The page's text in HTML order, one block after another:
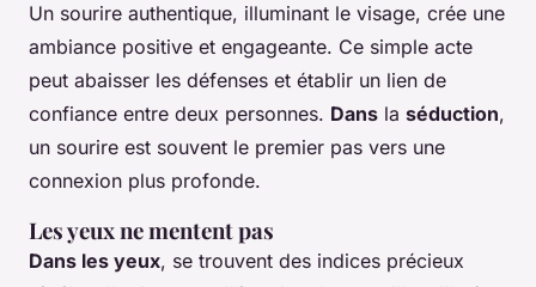
Un sourire authentique, illuminant le visage, crée une
ambiance positive et engageante. Ce simple acte
peut abaisser les défenses et établir un lien de
confiance entre deux personnes. Dans la séduction,
un sourire est souvent le premier pas vers une
connexion plus profonde.
Les yeux ne mentent pas
Dans les yeux, se trouvent des indices précieux